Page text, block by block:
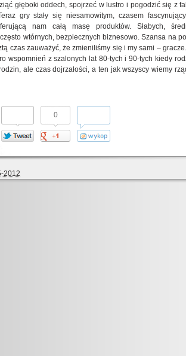
głęboki oddech, spojrzeć w lustro i pogodzić się z
gry stały się niesamowitym, czasem
nam całą masę produktów. Słabych,
wtórnych, bezpiecznych biznesowo. Szansa na
czas zauważyć, że zmieniliśmy się i my sami –
wspomnień z szalonych lat 80-tych i 90-tych kiedy
ale czas dojrzałości, a ten jak wszyscy wiemy
0
2012